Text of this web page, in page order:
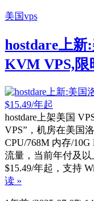
美国vps
hostdare上
KVM VPS,限
hostdare上架美国
VPS”，机房在美国
CPU/768M 内存/10G
流量，当前年付及
$15.49/年起，支持
读 »